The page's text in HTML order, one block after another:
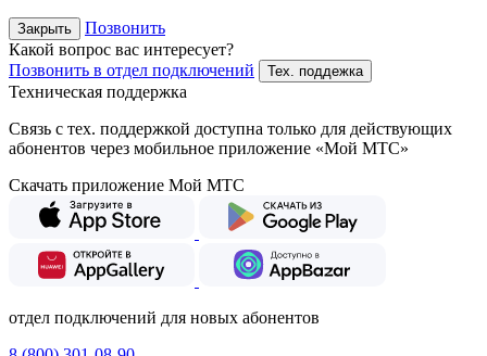
Закрыть
Позвонить
Какой вопрос вас интересует?
Позвонить в отдел подключений
Тех. поддежка
Техническая поддержка
Связь с тех. поддержкой доступна только для действующих
абонентов через мобильное приложение «Мой МТС»
Скачать приложение Мой МТС
отдел подключений для новых абонентов